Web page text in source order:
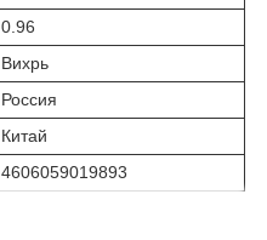
0.96
Вихрь
Россия
Китай
4606059019893